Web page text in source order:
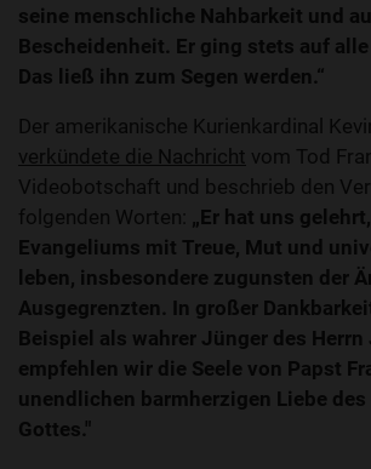
seine menschliche Nahbarkeit und
Bescheidenheit. Er ging stets auf
Das ließ ihn zum Segen werden.“
Der amerikanische Kurienkardinal
verkündete die Nachricht vom Tod
Videobotschaft und beschrieb den
folgenden Worten: „Er hat uns
Evangeliums mit Treue, Mut und
leben, insbesondere zugunsten der
Ausgegrenzten. In großer
Beispiel als wahrer Jünger des Herrn
empfehlen wir die Seele von Papst
unendlichen barmherzigen Liebe
Gottes."